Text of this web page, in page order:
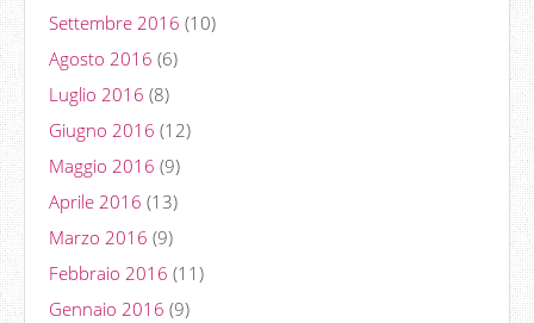
Settembre 2016 (10)
Agosto 2016 (6)
Luglio 2016 (8)
Giugno 2016 (12)
Maggio 2016 (9)
Aprile 2016 (13)
Marzo 2016 (9)
Febbraio 2016 (11)
Gennaio 2016 (9)